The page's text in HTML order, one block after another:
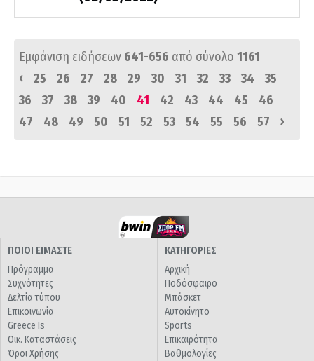
Εμφάνιση ειδήσεων 641-656 από σύνολο 1161
‹
25 26 27 28 29 30 31 32 33 34
35
36
37 38 39 40 41 42 43 44 45
46
47
48 49 50 51 52 53 54 55 56 57 ›
ΠΟΙΟΙ ΕΙΜΑΣΤΕ
Πρόγραμμα
Συχνότητες
Δελτία τύπου
Επικοινωνία
Greece Is
Οικ. Καταστάσεις
Όροι Χρήσης
ΚΑΤΗΓΟΡΙΕΣ
Αρχική
Ποδόσφαιρο
Μπάσκετ
Αυτοκίνητο
Sports
Επικαιρότητα
Βαθμολογίες